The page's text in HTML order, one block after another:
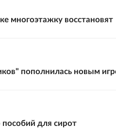
многоэтажку восстановят
пополнилась новым
пособий для сирот